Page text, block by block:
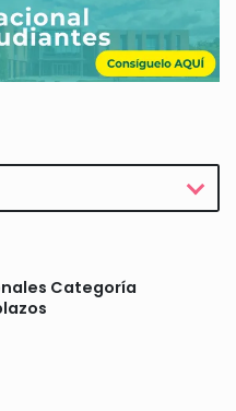
Categoría